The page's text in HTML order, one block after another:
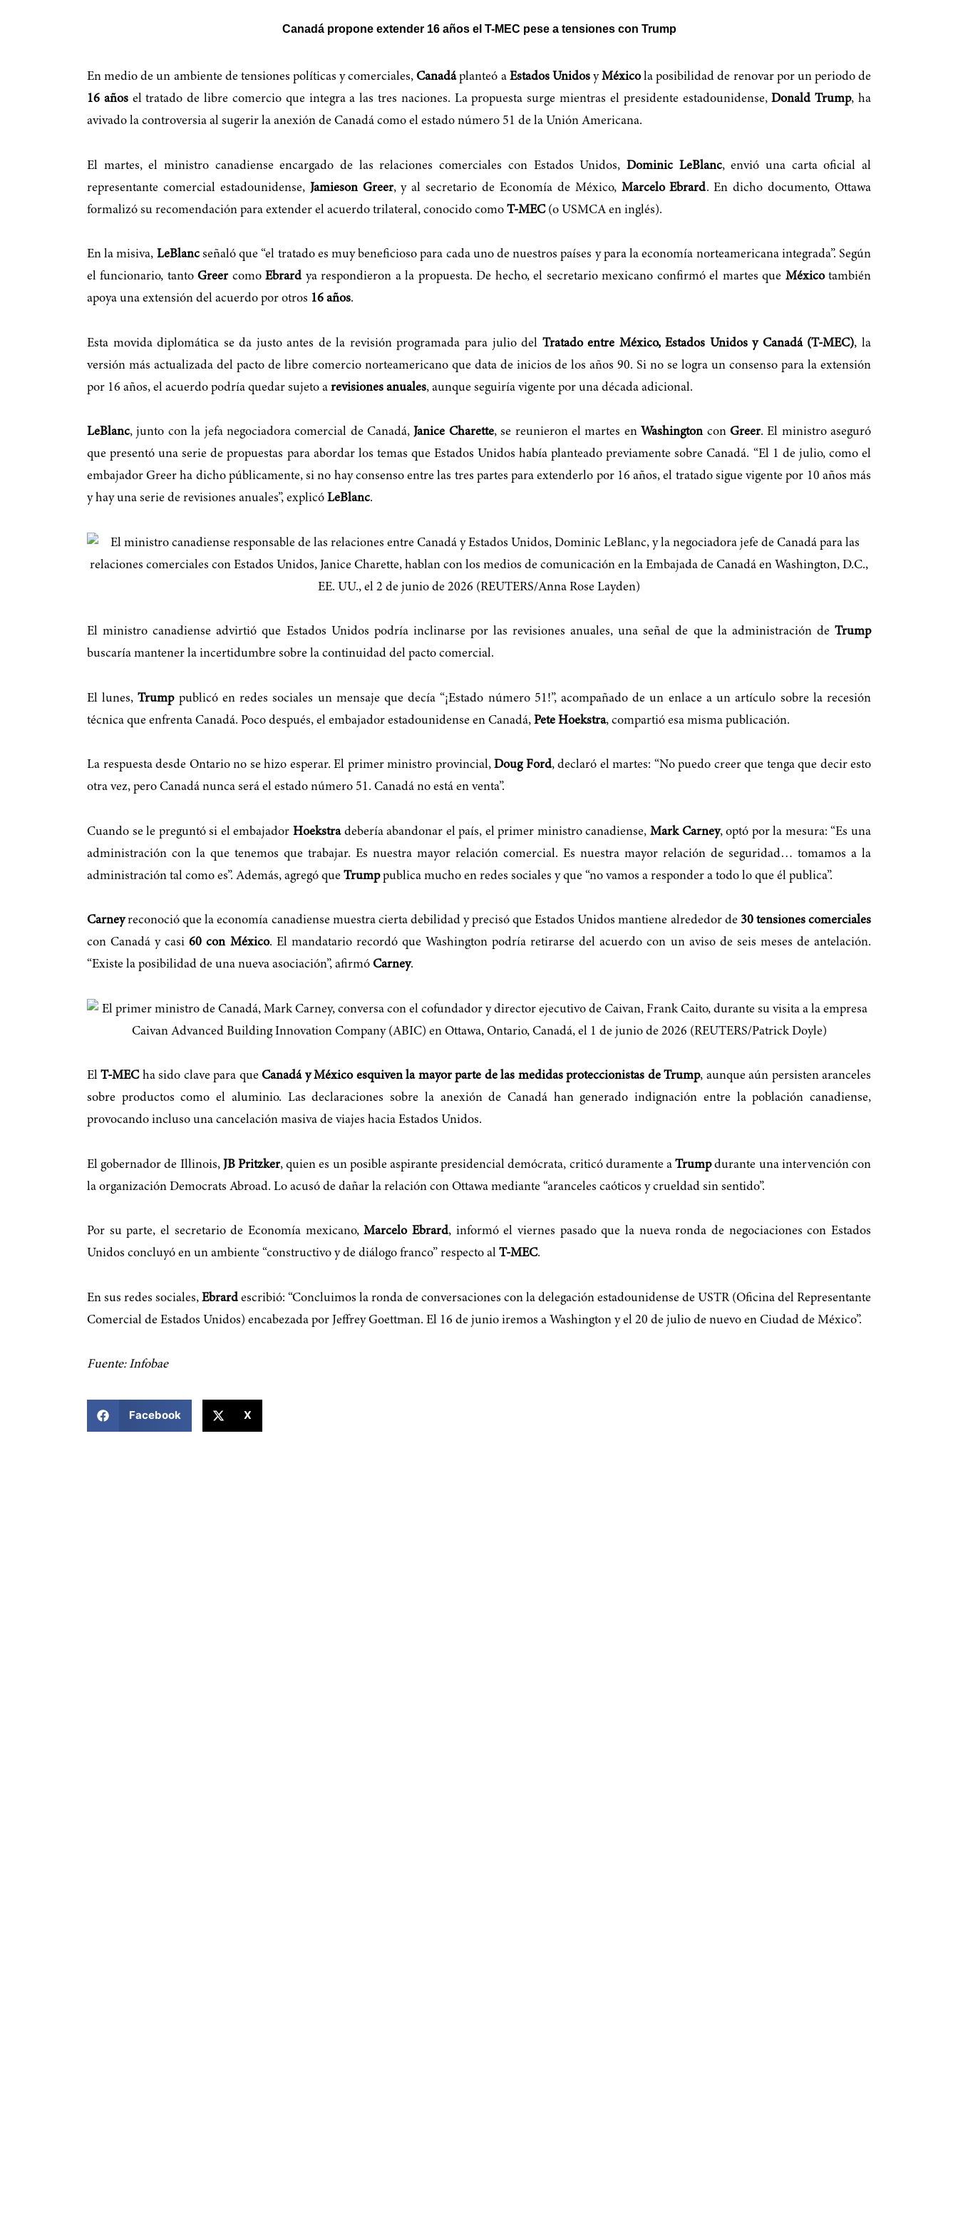
Canadá propone extender 16 años el T-MEC pese a tensiones con Trump
En medio de un ambiente de tensiones políticas y comerciales,Canadáplanteó a Estados UnidosyMéxicola posibilidad de renovar por un periodo de
16 añosel tratado de libre comercio que integra a las tres naciones. La propuesta surge mientras el presidente estadounidense,Donald Trump, ha
avivado la controversia al sugerir la anexión de Canadá como el estado número 51 de la Unión Americana.
El martes, el ministro canadiense encargado de las relaciones comerciales con Estados Unidos, Dominic LeBlanc, envió una carta oficial al
representante comercial estadounidense, Jamieson Greer, y al secretario de Economía de México, Marcelo Ebrard. En dicho documento, Ottawa
formalizó su recomendación para extender el acuerdo trilateral, conocido como T-MEC(o USMCA en inglés).
En la misiva, LeBlancseñaló que “el tratado es muy beneficioso para cada uno de nuestros países y para la economía norteamericana integrada”. Según
el funcionario, tantoGreercomoEbrard ya respondieron a la propuesta. De hecho, el secretario mexicano confirmó el martes que Méxicotambién
apoya una extensión del acuerdo por otros 16 años.
Esta movida diplomática se da justo antes de la revisión programada para julio del Tratado entre México, Estados Unidos y Canadá (T-MEC), la
versión más actualizada del pacto de libre comercio norteamericano que data de inicios de los años 90. Si no se logra un consenso para la extensión
por 16 años, el acuerdo podría quedar sujeto a revisiones anuales, aunque seguiría vigente por una década adicional.
LeBlanc, junto con la jefa negociadora comercial de Canadá, Janice Charette, se reunieron el martes en Washingtoncon Greer. El ministro aseguró
que presentó una serie de propuestas para abordar los temas que Estados Unidos había planteado previamente sobre Canadá. “El 1 de julio, como el
embajador Greer ha dicho públicamente, si no hay consenso entre las tres partes para extenderlo por 16 años, el tratado sigue vigente por 10 años más
y hay una serie de revisiones anuales”, explicó LeBlanc.
El ministro canadiense advirtió que Estados Unidos podría inclinarse por las revisiones anuales, una señal de que la administración de Trump
buscaría mantener la incertidumbre sobre la continuidad del pacto comercial.
El lunes,Trumppublicó en redes sociales un mensaje que decía “¡Estado número 51!”, acompañado de un enlace a un artículo sobre la recesión
técnica que enfrenta Canadá. Poco después, el embajador estadounidense en Canadá, Pete Hoekstra, compartió esa misma publicación.
La respuesta desde Ontario no se hizo esperar. El primer ministro provincial, Doug Ford, declaró el martes: “No puedo creer que tenga que decir esto
otra vez, pero Canadá nunca será el estado número 51. Canadá no está en venta”.
Cuando se le preguntó si el embajador Hoekstradebería abandonar el país, el primer ministro canadiense,Mark Carney, optó por la mesura: “Es una
administración con la que tenemos que trabajar. Es nuestra mayor relación comercial. Es nuestra mayor relación de seguridad… tomamos a la
administración tal como es”. Además, agregó que Trumppublica mucho en redes sociales y que “no vamos a responder a todo lo que él publica”.
Carneyreconoció que la economía canadiense muestra cierta debilidad y precisó que Estados Unidos mantiene alrededor de 30 tensiones comerciales
con Canadá y casi60 con México. El mandatario recordó que Washington podría retirarse del acuerdo con un aviso de seis meses de antelación.
“Existe la posibilidad de una nueva asociación”, afirmó Carney.
ElT-MECha sido clave para queCanadá y México esquiven la mayor parte de las medidas proteccionistas de Trump, aunque aún persisten aranceles
sobre productos como el aluminio. Las declaraciones sobre la anexión de Canadá han generado indignación entre la población canadiense,
provocando incluso una cancelación masiva de viajes hacia Estados Unidos.
El gobernador de Illinois, JB Pritzker, quien es un posible aspirante presidencial demócrata, criticó duramente aTrumpdurante una intervención con
la organización Democrats Abroad. Lo acusó de dañar la relación con Ottawa mediante “aranceles caóticos y crueldad sin sentido”.
Por su parte, el secretario de Economía mexicano,Marcelo Ebrard, informó el viernes pasado que la nueva ronda de negociaciones con Estados
Unidos concluyó en un ambiente “constructivo y de diálogo franco” respecto al T-MEC.
En sus redes sociales, Ebrard escribió: “Concluimos la ronda de conversaciones con la delegación estadounidense de USTR (Oficina del Representante
Comercial de Estados Unidos) encabezada por Jeffrey Goettman. El 16 de junio iremos a Washington y el 20 de julio de nuevo en Ciudad de México”.
Fuente: Infobae
Facebook X